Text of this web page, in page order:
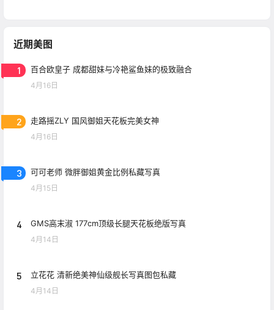
近期美图
1 百合欧皇子 成都甜妹与冷艳鲨鱼妹的极致融合
4月16日
2 走路摇ZLY 国风御姐天花板完美女神
4月16日
3 可可老师 微胖御姐黄金比例私藏写真
4月15日
4 GMS高末淑 177cm顶级长腿天花板绝版写真
4月14日
5 立花花 清新绝美神仙级舰长写真图包私藏
4月14日